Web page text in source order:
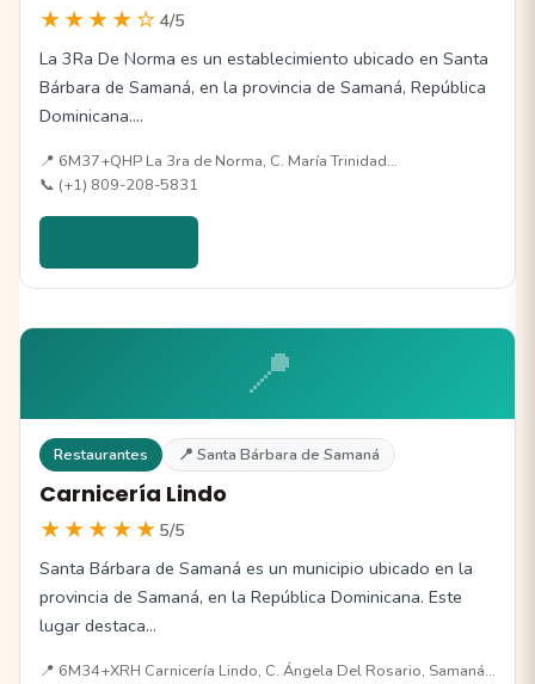
★★★★☆ 4/5
La 3Ra De Norma es un establecimiento ubicado en Santa
Bárbara de Samaná, en la provincia de Samaná, República
Dominicana.…
📍 6M37+QHP La 3ra de Norma, C. María Trinidad…
📞 (+1) 809-208-5831
📍
Restaurantes 📍 Santa Bárbara de Samaná
Carnicería Lindo
★★★★★ 5/5
Santa Bárbara de Samaná es un municipio ubicado en la
provincia de Samaná, en la República Dominicana. Este
lugar destaca…
📍 6M34+XRH Carnicería Lindo, C. Ángela Del Rosario, Samaná…